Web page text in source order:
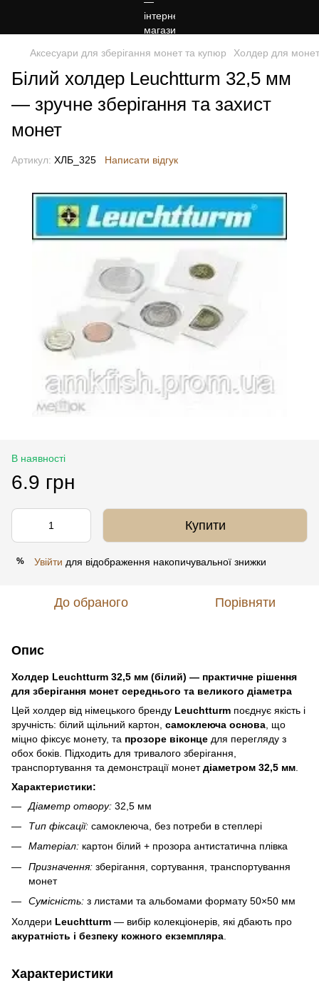
Аксесуари для зберігання монет та купюр Холдер для
Білий холдер Leuchtturm 32,5 мм
— зручне зберігання та захист
монет
Артикул: ХЛБ_325 Написати відгук
В наявності
6.9 грн
Купити
% Увійти для відображення накопичувальної знижки
До обраного Порівняти
Опис
Холдер Leuchtturm 32,5 мм (білий) — практичне рішення
для зберігання монет середнього та великого діаметра
Цей холдер від німецького бренду Leuchtturm поєднує якість і
зручність: білий щільний картон, самоклеюча основа , що
міцно фіксує монету, та прозоре віконце для перегляду з
обох боків. Підходить для тривалого зберігання,
транспортування та демонстрації монетдіаметром 32,5 мм
Характеристики:
Діаметр отвору: 32,5 мм
Тип фіксації: самоклеюча, без потреби в степлері
Матеріал: картон білий + прозора антистатична плівка
Призначення: зберігання, сортування, транспортування
монет
Сумісність: з листами та альбомами формату 50×50 мм
Холдери Leuchtturm — вибір колекціонерів, які дбають про
акуратність і безпеку кожного екземпляра
Характеристики